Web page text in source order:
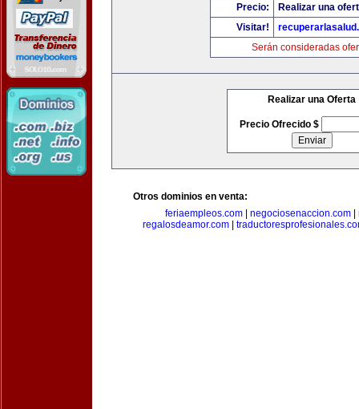
Precio:
Realizar una
Visitar!
Serán consideradas
Realizar una Oferta
Precio Ofrecido $
Otros dominios en venta:
feriaempleos.com
negociosenaccion.com
regalosdeamor.com